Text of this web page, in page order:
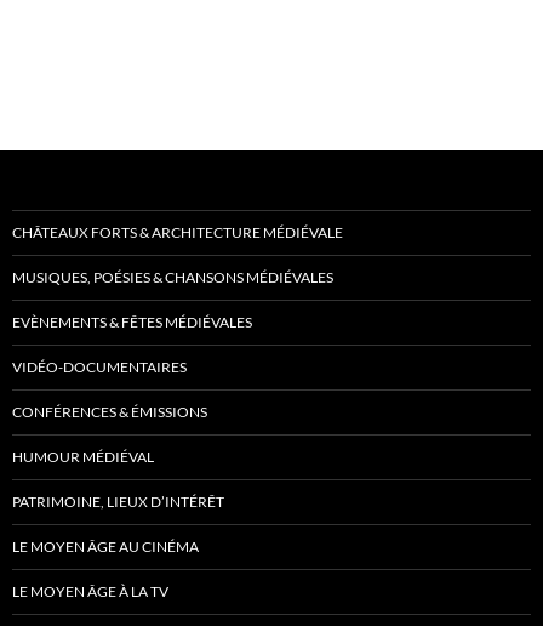
CHÂTEAUX FORTS & ARCHITECTURE MÉDIÉVALE
MUSIQUES, POÉSIES & CHANSONS MÉDIÉVALES
EVÈNEMENTS & FÊTES MÉDIÉVALES
VIDÉO-DOCUMENTAIRES
CONFÉRENCES & ÉMISSIONS
HUMOUR MÉDIÉVAL
PATRIMOINE, LIEUX D’INTÉRÊT
LE MOYEN ÂGE AU CINÉMA
LE MOYEN ÂGE À LA TV